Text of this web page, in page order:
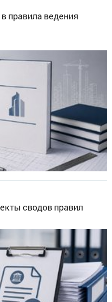
правила ведения
сводов правил